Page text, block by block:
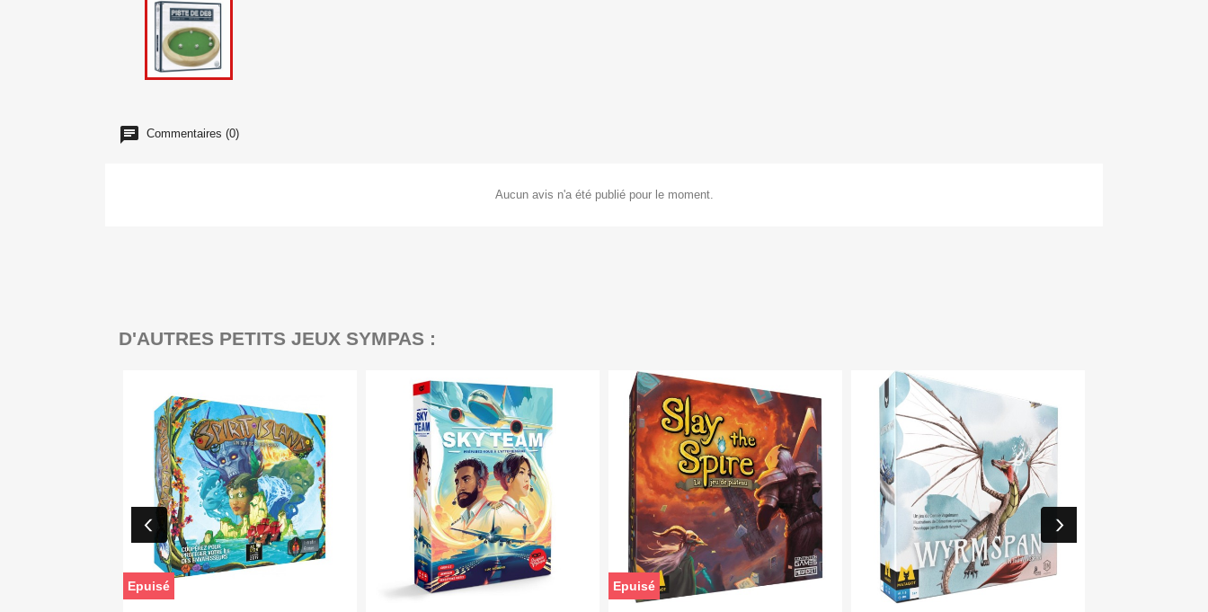
Commentaires (0)
Aucun avis n'a été publié pour le moment.
D'AUTRES PETITS JEUX SYMPAS :
Epuisé Epuisé